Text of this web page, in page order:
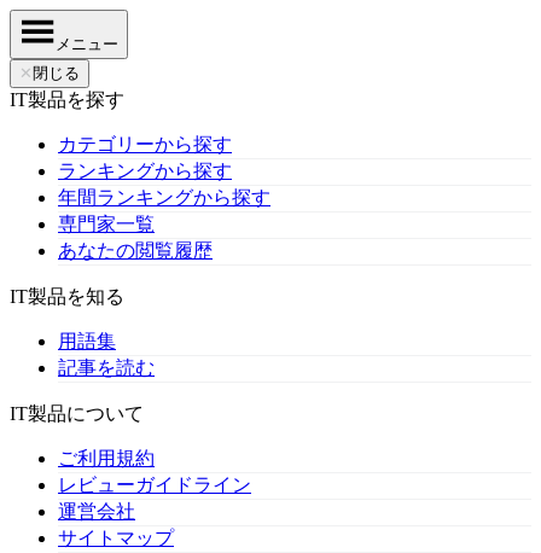
メニュー
✕ 閉じる
IT製品を探す
カテゴリーから探す
ランキングから探す
年間ランキングから探す
専門家一覧
あなたの閲覧履歴
IT製品を知る
用語集
記事を読む
IT製品について
ご利用規約
レビューガイドライン
運営会社
サイトマップ